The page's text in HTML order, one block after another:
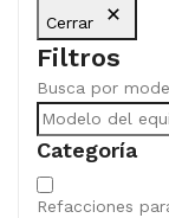
Cerrar
Filtros
Busca por
Categoría
Categoría
Refacciones